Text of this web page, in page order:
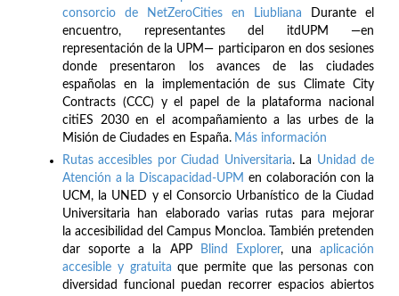
consorcio de NetZeroCities en Liubliana Durante el
encuentro, representantes del itdUPM —en
representación de la UPM— participaron en dos sesiones
donde presentaron los avances de las ciudades
españolas en la implementación de sus Climate City
Contracts (CCC) y el papel de la plataforma nacional
citiES 2030 en el acompañamiento a las urbes de la
Misión de Ciudades en España. Más información
Rutas accesibles por Ciudad Universitaria. La Unidad de
Atención a la Discapacidad-UPM en colaboración con la
UCM, la UNED y el Consorcio Urbanístico de la Ciudad
Universitaria han elaborado varias rutas para mejorar
la accesibilidad del Campus Moncloa. También pretenden
dar soporte a la APP
Blind Explorer, una aplicación
accesible y gratuita que permite que las personas con
diversidad funcional puedan recorrer espacios abiertos